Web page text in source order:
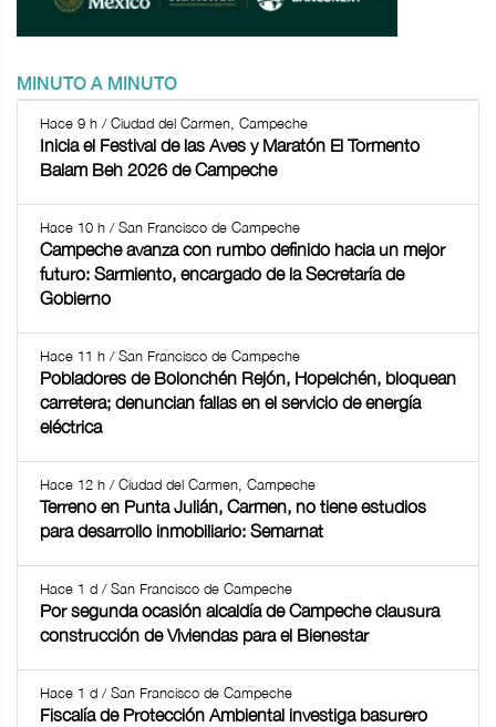
MINUTO A MINUTO
Hace 9 h / Ciudad del Carmen, Campeche
Inicia el Festival de las Aves y Maratón El Tormento
Balam Beh 2026 de Campeche
Hace 10 h / San Francisco de Campeche
Campeche avanza con rumbo definido hacia un mejor
futuro: Sarmiento, encargado de la Secretaría de
Gobierno
Hace 11 h / San Francisco de Campeche
Pobladores de Bolonchén Rejón, Hopelchén, bloquean
carretera; denuncian fallas en el servicio de energía
eléctrica
Hace 12 h / Ciudad del Carmen, Campeche
Terreno en Punta Julián, Carmen, no tiene estudios
para desarrollo inmobiliario: Semarnat
Hace 1 d / San Francisco de Campeche
Por segunda ocasión alcaldía de Campeche clausura
construcción de Viviendas para el Bienestar
Hace 1 d / San Francisco de Campeche
Fiscalía de Protección Ambiental investiga basurero